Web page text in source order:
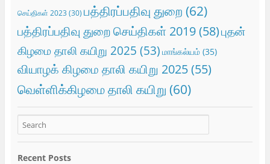
செய்திகள் 2023 (30) பத்திரப்பதிவு துறை (62)
பத்திரப்பதிவு துறை செய்திகள் 2019(58)புதன்
கிழமை தாலி கயிறு 2025 (53) மாங்கல்யம்(35)
வியாழக் கிழமை தாலி கயிறு 2025(55)
வெள்ளிக்கிழமை தாலி கயிறு (60)
Recent Posts